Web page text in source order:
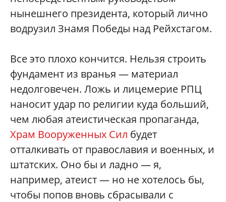
нынешнего президента, который лично
водрузил Знамя Победы над Рейхстагом.
Все это плохо кончится. Нельзя строить
фундамент из вранья — материал
недолговечен. Ложь и лицемерие РПЦ
наносит удар по религии куда больший,
чем любая атеистическая пропаганда,
Храм Вооруженных Сил будет
отталкивать от православия и военных, и
штатских. Оно бы и ладно — я,
например, атеист — но не хотелось бы,
чтобы попов вновь сбрасывали с